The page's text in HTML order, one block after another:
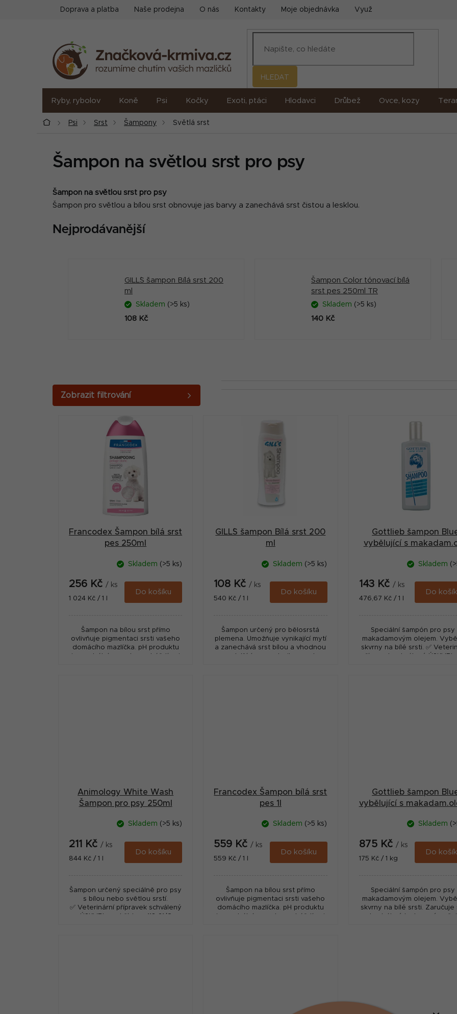
Doprava a platba Naše prodejna O nás Kontakty Moje objednávka Využití umělé inteligence (AI)
HLEDAT
Ryby, rybolov Koně Psi Kočky Exoti, ptáci Hlodavci Drůbež Ovce, kozy
DomůPsi Srst Šampony Světlá srst
Šampon na světlou srst pro psy
Šampon na světlou srst pro psy
Šampon pro světlou a bílou srst obnovuje jas barvy a zanechává srst čistou a lesklou.
Nejprodávanější
GILL´S šampon Bílá srst 200
ml
Skladem (>5 ks)
108 Kč
Šampon Color tónovací bílá
srst pes 250ml TR
Skladem (>5 ks)
140 Kč
o
Francodex Šampon bílá srst
pes 250ml
Skladem (>5 ks)
256 Kč / ks
Měrná
1 024 Kč / 1 l
Do košíku
Šampon na bílou srst přímo
ovlivňuje pigmentaci srsti vašeho
domácího mazlíčka. pH produktu
GILL´S šampon Bílá srst 200
ml
Skladem (>5 ks)
108 Kč/ ks
Měrná
540 Kč / 1 l
Do košíku
Šampon určený pro bělosrstá
plemena. Umožňuje vynikající mytí
a zanechává srst bílou a vhodnou
Gottlieb šampon
vybělující s
Skladem
143 Kč / ks
Měrná
476,67 Kč / 1 l
Do
Speciální šampón pro psy
makadamovým olejem.
skvrny na bílé srsti. ✅
Animology White Wash
Šampon pro psy 250ml
Skladem (>5 ks)
211 Kč / ks
Měrná
844 Kč / 1 l
Do košíku
Šampon určený speciálně pro psy
s bílou nebo světlou srstí.
✅ Veterinární přípravek schválený
ÚSKVBL pod číslem: 113-21/C
Francodex Šampon bílá srst
pes 1l
Skladem (>5 ks)
559 Kč / ks
Měrná
559 Kč / 1 l
Do košíku
Šampon na bílou srst přímo
ovlivňuje pigmentaci srsti vašeho
domácího mazlíčka. pH produktu
je neutrální, a proto nedráždí ani
Gottlieb šampon
vybělující s
Skladem
875 Kč / ks
Měrná
175 Kč / 1 kg
Do
Speciální šampón pro psy
makadamovým olejem.
skvrny na bílé srsti. Zaručuje
hedvábný lesk a